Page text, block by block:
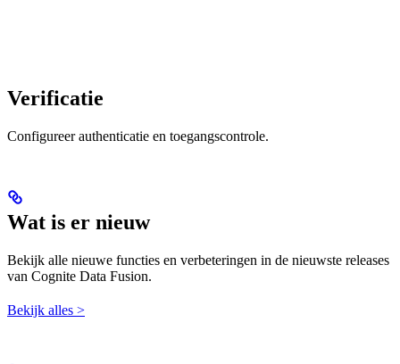
Verificatie
Configureer authenticatie en toegangscontrole.
Wat is er nieuw
Bekijk alle nieuwe functies en verbeteringen in de nieuwste releases
van Cognite Data Fusion.
Bekijk alles >